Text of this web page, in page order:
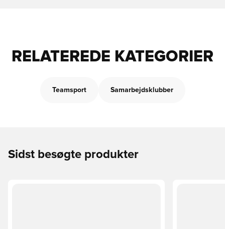
RELATEREDE KATEGORIER
Teamsport Samarbejdsklubber
Sidst besøgte produkter